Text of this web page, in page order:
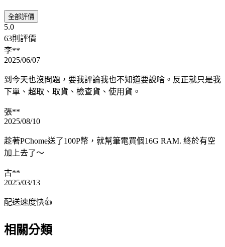
全部評價
5.0
63則評價
李**
2025/06/07
到今天也沒問題，要我評論我也不知道要說啥。反正就只是我
下單、超取、取貨、檢查貨、使用貨。
張**
2025/08/10
趁著PChome送了100P幣，就幫筆電買個16G RAM. 終於有空
加上去了～
古**
2025/03/13
配送速度快👍
相關分類